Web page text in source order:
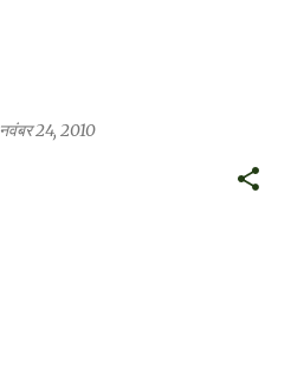
नवंबर 24, 2010